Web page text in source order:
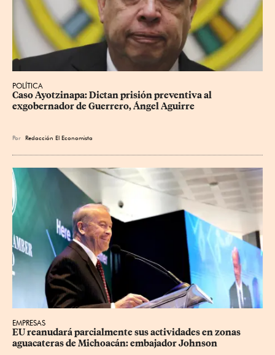
POLÍTICA
Caso Ayotzinapa: Dictan prisión preventiva al
exgobernador de Guerrero, Ángel Aguirre
Por Redacción El Economista
EMPRESAS
EU reanudará parcialmente sus actividades en zonas
aguacateras de Michoacán: embajador Johnson